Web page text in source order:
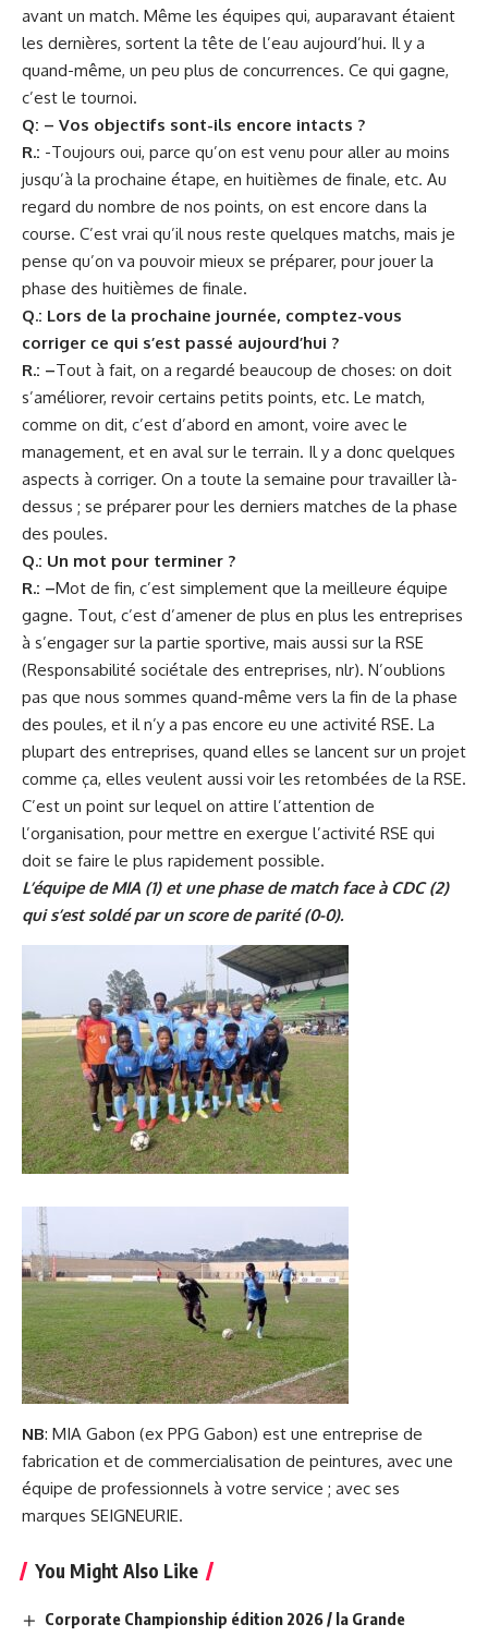
avant un match. Même les équipes qui, auparavant étaient
les dernières, sortent la tête de l’eau aujourd’hui. Il y a
quand-même, un peu plus de concurrences. Ce qui gagne,
c’est le tournoi.
Q: – Vos objectifs sont-ils encore intacts ?
R.: -Toujours oui, parce qu’on est venu pour aller au moins
jusqu’à la prochaine étape, en huitièmes de finale, etc. Au
regard du nombre de nos points, on est encore dans la
course. C’est vrai qu’il nous reste quelques matchs, mais je
pense qu’on va pouvoir mieux se préparer, pour jouer la
phase des huitièmes de finale.
Q.: Lors de la prochaine journée, comptez-vous
corriger ce qui s’est passé aujourd’hui ?
R.: –Tout à fait, on a regardé beaucoup de choses: on doit
s’améliorer, revoir certains petits points, etc. Le match,
comme on dit, c’est d’abord en amont, voire avec le
management, et en aval sur le terrain. Il y a donc quelques
aspects à corriger. On a toute la semaine pour travailler là-
dessus ; se préparer pour les derniers matches de la phase
des poules.
Q.: Un mot pour terminer ?
R.: –Mot de fin, c’est simplement que la meilleure équipe
gagne. Tout, c’est d’amener de plus en plus les entreprises
à s’engager sur la partie sportive, mais aussi sur la RSE
(Responsabilité sociétale des entreprises, nlr). N’oublions
pas que nous sommes quand-même vers la fin de la phase
des poules, et il n’y a pas encore eu une activité RSE. La
plupart des entreprises, quand elles se lancent sur un projet
comme ça, elles veulent aussi voir les retombées de la RSE.
C’est un point sur lequel on attire l’attention de
l’organisation, pour mettre en exergue l’activité RSE qui
doit se faire le plus rapidement possible.
L’équipe de MIA (1) et une phase de match face à CDC (2)
qui s’est soldé par un score de parité (0-0).
NB: MIA Gabon (ex PPG Gabon) est une entreprise de
fabrication et de commercialisation de peintures, avec une
équipe de professionnels à votre service ; avec ses
marques SEIGNEURIE.
You Might Also Like
Corporate Championship édition 2026 / la Grande